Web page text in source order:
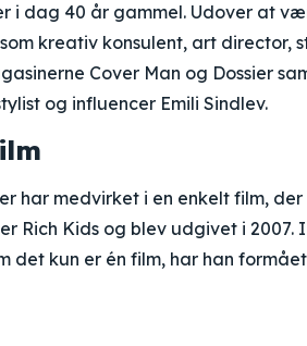
i dag 40 år gammel. Udover at
kreativ konsulent, art director,
Cover Man og Dossier
og influencer Emili Sindlev.
har medvirket i en enkelt film,
Rich Kids og blev udgivet i 2007.
det kun er én film, har han